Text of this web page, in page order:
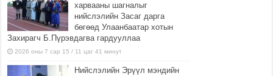
харвааны шагналыг
нийслэлийн Засаг дарга
бөгөөд Улаанбаатар хотын
Захирагч Б.Пүрэвдагва гардууллаа
2026 оны 7 сар 15 / 11 цаг 41 минут
Нийслэлийн Эрүүл мэндийн